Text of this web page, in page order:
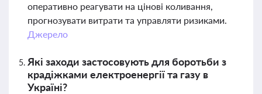
оперативно реагувати на цінові коливання,
прогнозувати витрати та управляти ризиками.
Джерело
Які заходи застосовують для боротьби з
крадіжками електроенергії та газу в
Україні?